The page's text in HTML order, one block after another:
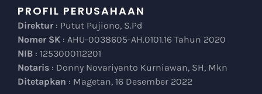
PROFIL PERUSAHAAN
Direktur : Putut Pujiono, S.Pd
Nomer SK : AHU-0038605-AH.0101.16 Tahun 2020
NIB: 1253000112201
Notaris: Donny Novariyanto Kurniawan, SH, Mkn
Ditetapkan : Magetan, 16 Desember 2022